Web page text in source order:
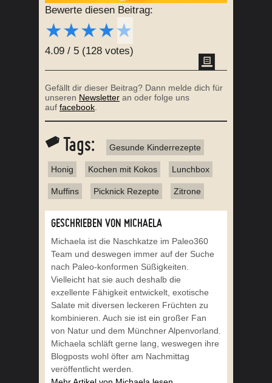
Bewerte diesen Beitrag:
★★★★★
4.09 / 5 (128 votes)
Gefällt dir dieser Beitrag? Dann melde dich für
unseren Newsletter an oder folge uns
auf facebook.
Tags: Gesunde Kinderrezepte
Honig Kochen mit Kokos Lunchbox
Muffins Picknick Rezepte Zitrone
GESCHRIEBEN VON MICHAELA
Michaela ist die Naschkatze im Paleo360
Team und deswegen immer auf der Suche
nach Paleo-konformen Süßigkeiten.
Vielleicht hat sie auch deshalb die
exzellente Fähigkeit entwickelt, exotische
Salate mit diversen leckeren Früchten zu
kombinieren. Auch sie ist ein großer Fan
von Natur und dem Münchner Alpenvorland.
Michaela schläft gerne lang, weswegen ihre
Blogposts wohl öfter am Nachmittag
veröffentlicht werden.